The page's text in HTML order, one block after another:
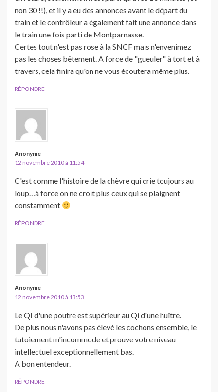
non 30 !!), et il y a eu des annonces avant le départ du
train et le contrôleur a également fait une annonce dans
le train une fois parti de Montparnasse.
Certes tout n'est pas rose à la SNCF mais n'envenimez
pas les choses bêtement. A force de "gueuler" à tort et à
travers, cela finira qu'on ne vous écoutera même plus.
RÉPONDRE
Anonyme
12 novembre 2010 à 11:54
C'est comme l'histoire de la chèvre qui crie toujours au
loup…à force on ne croit plus ceux qui se plaignent
constamment
RÉPONDRE
Anonyme
12 novembre 2010 à 13:53
Le QI d'une poutre est supérieur au Qi d'une huître.
De plus nous n'avons pas élevé les cochons ensemble, le
tutoiement m'incommode et prouve votre niveau
intellectuel exceptionnellement bas.
A bon entendeur.
RÉPONDRE